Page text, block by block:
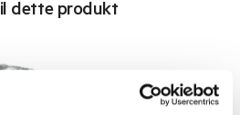
dette produkt